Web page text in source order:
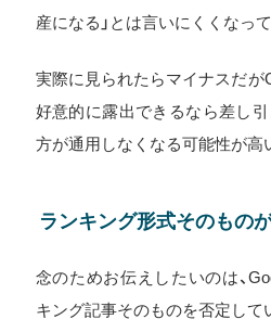
産になる」とは言いにくくなって
実際に見られたらマイナスだが
好意的に露出できるなら差し
方が通用しなくなる可能性が高
ランキング形式そのもの
念のためお伝えしたいのは、
キング記事そのものを否定して